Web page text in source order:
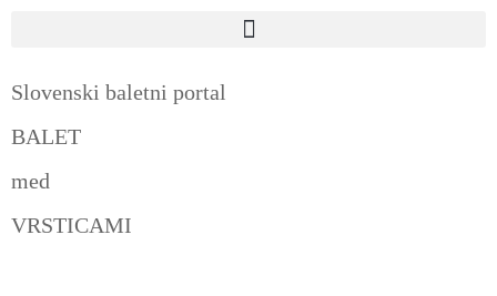
Slovenski baletni portal
BALET
med
VRSTICAMI